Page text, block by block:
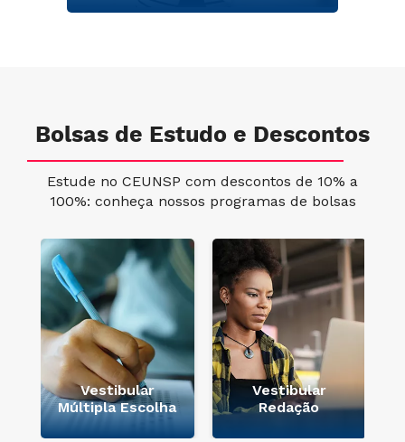
Bolsas de Estudo e Descontos
Estude no CEUNSP com descontos de 10% a
100%: conheça nossos programas de bolsas
Vestibular
Múltipla Escolha
Vestibular
Redação